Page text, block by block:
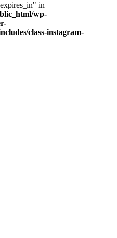
in
wp-
class-instagram-